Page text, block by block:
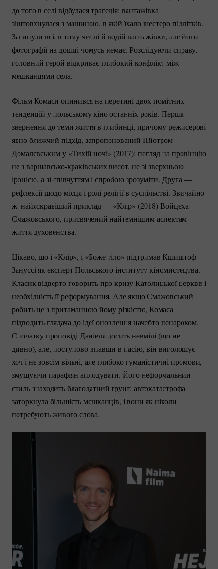
до того в селі відбулася трагедія: вантажівка
зіштовхнулася з машиною, в якій їхало шестеро підлітків.
Загинули всі, в тому числі й водій вантажівки, але його
фотографії на дошці чомусь немає. Розслідуючи справу,
головний герой відкриває глибокий конфлікт між
мешканцями села.
Фільм Комаси опинився на перетині двох помітних
тенденцій у польському кіно останніх років. Перша —
звернення до теми життя в глибинці, причому режисерові
явно ближчий підхід, запропонований Пйотром
Домалевським у «Тихій ночі» (2017): погляд на провінцію
не зваршавсько-краківськихвисот, не зі зверхньою
іронією, а зі співчуттям і спробою зрозуміти. Друга —
рефлексії щодо місця і ролі релігії в суспільстві. Звичайно
ж, найяскравіший приклад — «Клір» (2018) Войцєха
Смажовського, присвячений найтемнішим аспектам
життя духовенства.
Цікаво, що і «Клір», і «Боже тіло» підтримав Кшиштоф
Зануссі як експерт Польського інституту кіномистецтва.
Класик відверто говорить про кризу Католицької церкви і
необхідність її реформування. Але якщо Смажовський
робить це з притаманною йому різкістю, Комаса
підводить глядача до ідеї оновлення начебто ненароком.
Спочатку проповіді Даніеля досить невмілі (що не
дивно), але, поступово впавши в пасію, він виголошує
хоч і не зовсім вільні, але глибоко гуманістичні промови,
змушуючи парафіян аплодувати. Його неформальний
стиль знаходить благодатний ґрунт: автокатастрофа
заторкнула більшість мешканців, і вони як ніколи
потребують живого слова.